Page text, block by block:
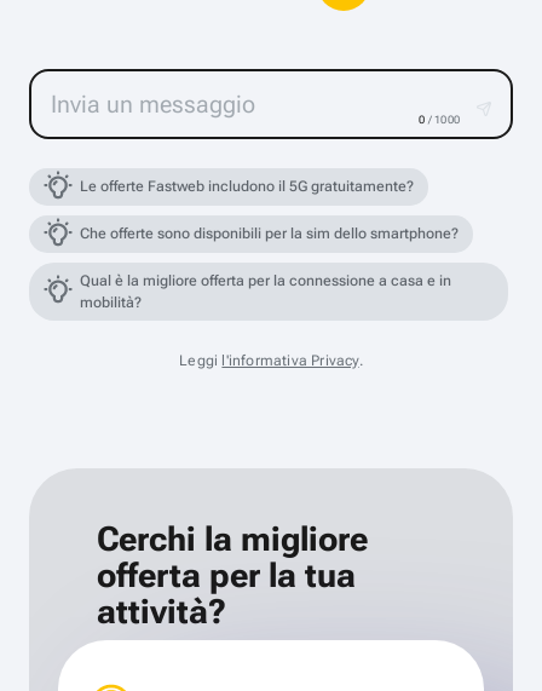
0 / 1000
Le offerte Fastweb includono il 5G gratuitamente?
Che offerte sono disponibili per la sim dello smartphone?
Qual è la migliore offerta per la connessione a casa e in
mobilità?
Leggi l'informativa Privacy.
Cerchi la migliore
offerta per la tua
attività?